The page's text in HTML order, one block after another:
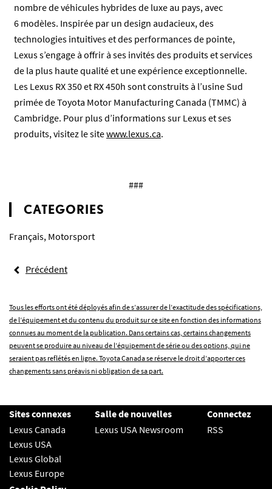
nombre de véhicules hybrides de luxe au pays, avec
6 modèles. Inspirée par un design audacieux, des
technologies intuitives et des performances de pointe,
Lexus s’engage à offrir à ses invités des produits et services
de la plus haute qualité et une expérience exceptionnelle.
Les Lexus RX 350 et RX 450h sont construits à l’usine Sud
primée de Toyota Motor Manufacturing Canada (TMMC) à
Cambridge. Pour plus d’informations sur Lexus et ses
produits, visitez le sitewww.lexus.ca.
###
CATEGORIES
Français, Motorsport
Précédent
Tous les efforts ont été déployés afin de s’assurer de l’exactitude des spécifications,
de l’équipement et du contenu du produit sur ce site en fonction des informations
connues au moment de la publication. Dans certains cas, certains changements
peuvent se produire au niveau de l’équipement de série ou des options, qui ne
seraient pas reflétés en ligne. Toyota Canada se réserve le droit d’apporter ces
changements sans préavis ni obligation de sa part.
Sites connexes
Lexus Canada
Lexus USA
Lexus Global
Lexus Europe
Salle de nouvelles
Lexus USA Newsroom
Connectez
RSS